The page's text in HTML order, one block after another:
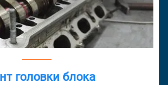
головки блока